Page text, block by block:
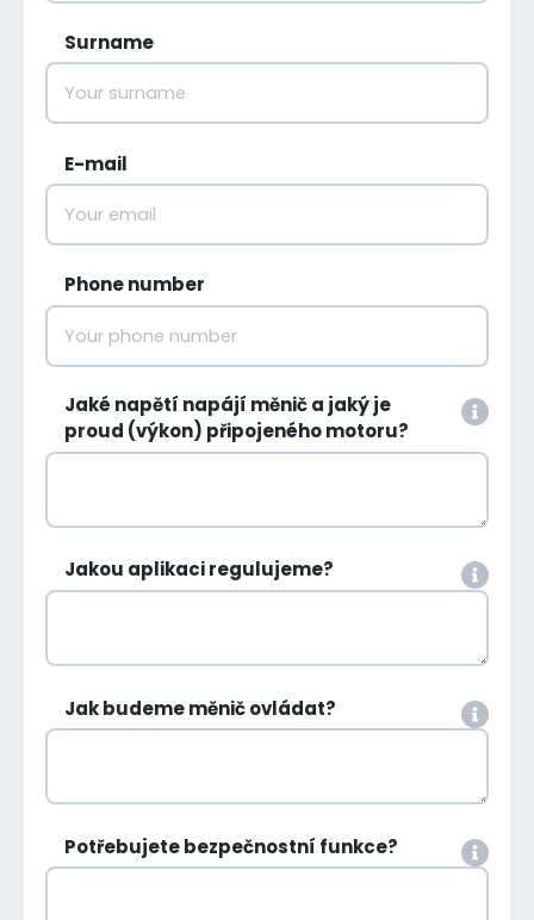
Surname
E-mail
Phone number
Jaké napětí napájí měnič a jaký je
proud (výkon) připojeného motoru?
Jakou aplikaci regulujeme?
Jak budeme měnič ovládat?
Potřebujete bezpečnostní funkce?